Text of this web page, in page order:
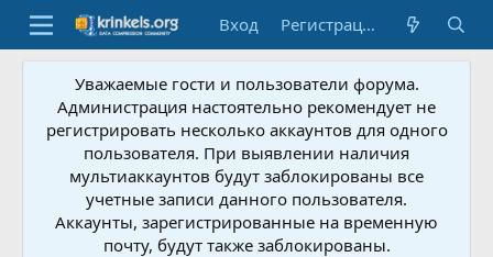
Вход Регистрация
Уважаемые гости и пользователи форума.
Администрация настоятельно рекомендует не
регистрировать несколько аккаунтов для одного
пользователя. При выявлении наличия
мультиаккаунтов будут заблокированы все
учетные записи данного пользователя.
Аккаунты, зарегистрированные на временную
почту, будут также заблокированы.